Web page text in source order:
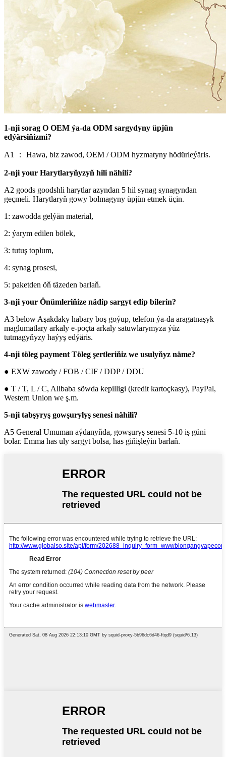
1-nji sorag O OEM ýa-da ODM sargydyny üpjün
edýärsiňizmi?
A1 ： Hawa, biz zawod, OEM / ODM hyzmatyny hödürleýäris.
2-nji your Harytlaryňyzyň hili nähili?
A2 goods goodshli harytlar azyndan 5 hil synag synagyndan
geçmeli. Harytlaryň gowy bolmagyny üpjün etmek üçin.
1: zawodda gelýän material,
2: ýarym edilen bölek,
3: tutuş toplum,
4: synag prosesi,
5: paketden öň täzeden barlaň.
3-nji your Önümleriňize nädip sargyt edip bilerin?
A3 below Aşakdaky habary boş goýup, telefon ýa-da aragatnaşyk
maglumatlary arkaly e-poçta arkaly satuwlarymyza ýüz
tutmagyňyzy haýyş edýäris.
4-nji töleg payment Töleg şertleriňiz we usulyňyz näme?
● EXW zawody / FOB / CIF / DDP / DDU
● T / T, L / C, Alibaba söwda kepilligi (kredit kartoçkasy), PayPal,
Western Union we ş.m.
5-nji tabşyryş gowşurylyş senesi nähili?
A5 General Umuman aýdanyňda, gowşuryş senesi 5-10 iş güni
bolar. Emma has uly sargyt bolsa, has giňişleýin barlaň.